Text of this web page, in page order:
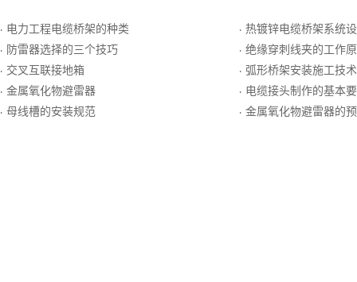
· 电力工程电缆桥架的种类
· 防雷器选择的三个技巧
· 交叉互联接地箱
· 金属氧化物避雷器
· 母线槽的安装规范
· 热镀锌电缆桥架系统
· 绝缘穿刺线夹的工作原
· 弧形桥架安装施工技
· 电缆接头制作的基本要
· 金属氧化物避雷器的预防及